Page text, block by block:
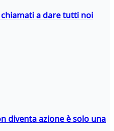
a dare tutti noi
diventa azione è solo una